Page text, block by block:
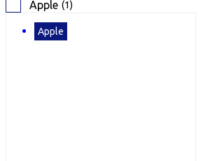
Apple (1)
Apple